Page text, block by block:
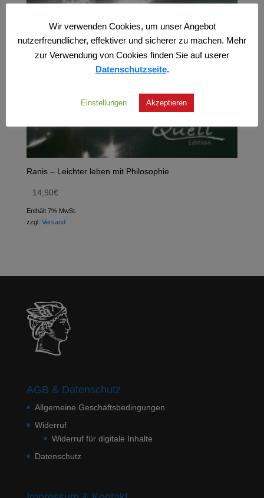
Ranis – Leichter leben mit Philosophie
14,90€
Enthält 7% MwSt.
zzgl. Versand
AGB & Datenschutz
Allgemeine Geschäftsbedingungen
Widerruf
Widerruf für digitale Inhalte
Datenschutz
Wir verwenden Cookies, um unser Angebot
nutzerfreundlicher, effektiver und sicherer zu machen. Mehr
zur Verwendung von Cookies finden Sie auf userer
Datenschutzseite.
Einstellungen Akzeptieren